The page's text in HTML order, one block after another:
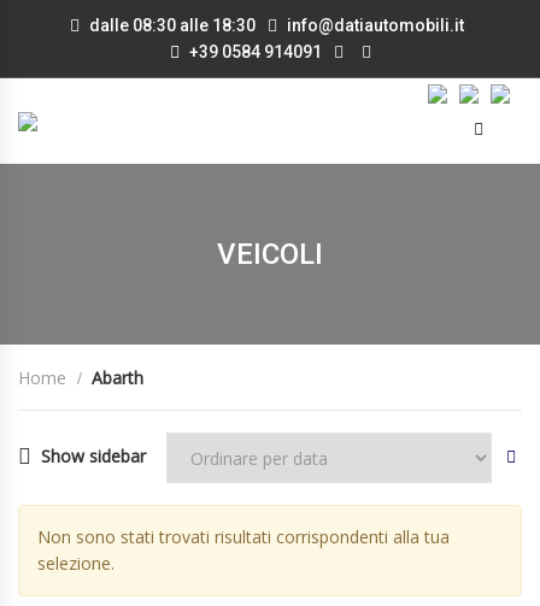
dalle 08:30 alle 18:30
info@datiautomobili.it
+39 0584 914091
VEICOLI
Home Abarth
Show sidebar
Non sono stati trovati risultati corrispondenti alla tua
selezione.